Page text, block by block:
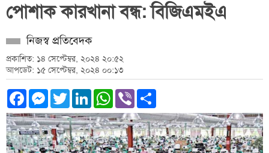
পোশাক কারখানা বন্ধ: বিজিএমইএ
নিজস্ব প্রতিবেদক
প্রকাশিত: ১৪ সেপ্টেম্বর, ২০২৪ ২০:৫২
আপডেট: ১৫ সেপ্টেম্বর, ২০২৪ ০০:১৩
Facebook
Messenger
TwitterLinkedInWhatsApp
Viber